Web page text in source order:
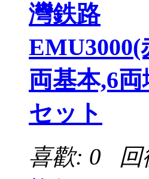
灣鉄路
EMU3000(
両基本,6
セット
喜歡: 0 回